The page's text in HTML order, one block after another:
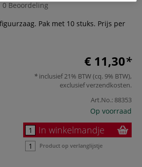
0 Beoordeling
Pak met 10 stuks. Prijs per
€ 11,30
inclusief 21% BTW (cq. 9% BTW),
exclusiefverzendkosten.
Art.No.: 88353
Op voorraad
In winkelmandje
Product op verlanglijstje